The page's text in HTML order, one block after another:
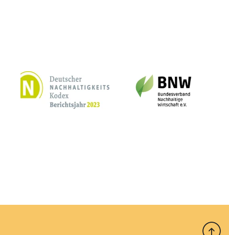
Nach